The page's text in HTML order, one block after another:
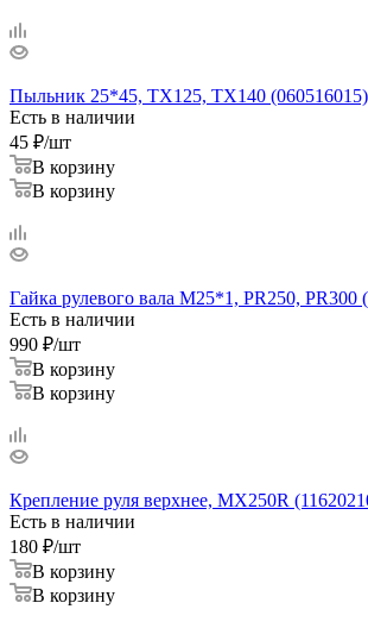
Пыльник 25*45, TX125, TX140 (060516015)
Есть в наличии
45 ₽/шт
В корзину
В корзину
Гайка рулевого вала М25*1, PR250, PR300
Есть в наличии
990 ₽/шт
В корзину
В корзину
Крепление руля верхнее, MX250R
Есть в наличии
180 ₽/шт
В корзину
В корзину